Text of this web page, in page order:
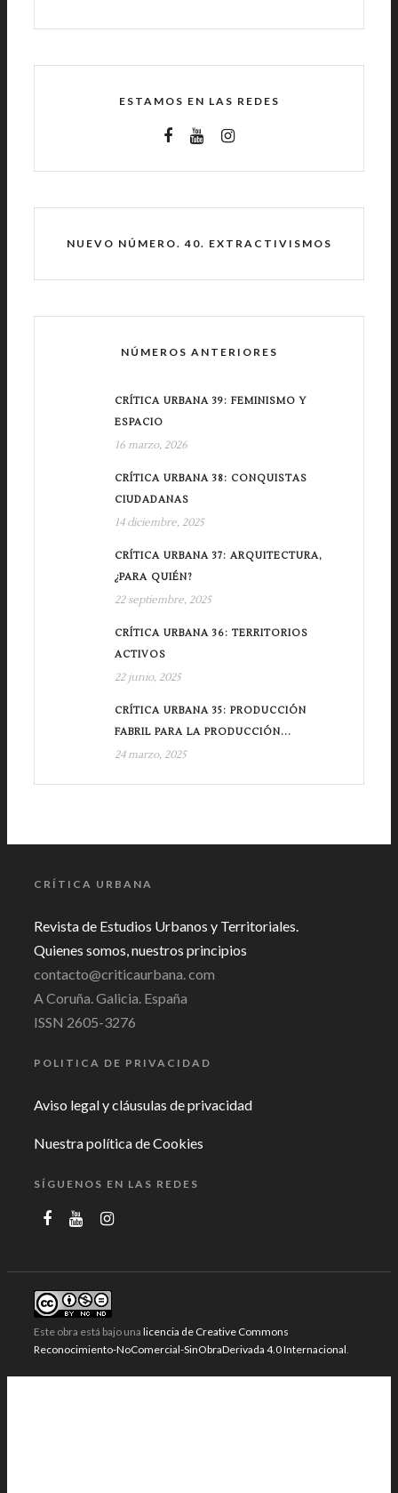
ESTAMOS EN LAS REDES
NUEVO NÚMERO. 40. EXTRACTIVISMOS
NÚMEROS ANTERIORES
CRÍTICA URBANA 39: FEMINISMO Y
ESPACIO
16 marzo, 2026
CRÍTICA URBANA 38: CONQUISTAS
CIUDADANAS
14 diciembre, 2025
CRÍTICA URBANA 37: ARQUITECTURA,
¿PARA QUIÉN?
22 septiembre, 2025
CRÍTICA URBANA 36: TERRITORIOS
ACTIVOS
22 junio, 2025
CRÍTICA URBANA 35: PRODUCCIÓN
FABRIL PARA LA PRODUCCIÓN...
24 marzo, 2025
CRÍTICA URBANA
Revista de Estudios Urbanos y Territoriales.
Quienes somos, nuestros principios
contacto@criticaurbana. com
A Coruña. Galicia. España
ISSN 2605-3276
POLITICA DE PRIVACIDAD
Aviso legal y cláusulas de privacidad
Nuestra política de Cookies
SÍGUENOS EN LAS REDES
Este obra está bajo una licencia de Creative Commons
Reconocimiento-NoComercial-SinObraDerivada 4.0 Internacional